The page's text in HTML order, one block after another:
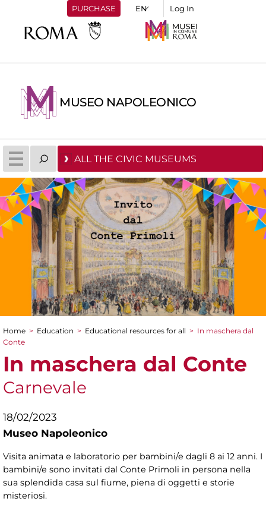
PURCHASE Log In
MUSEO NAPOLEONICO
ALL THE CIVIC MUSEUMS
You are here
Home > Education > Educational resources for all > In maschera dal
Conte
In maschera dal Conte
Carnevale
18/02/2023
Museo Napoleonico
Visita animata e laboratorio per bambini/e dagli 8 ai 12 anni. I
bambini/e sono invitati dal Conte Primoli in persona nella
sua splendida casa sul fiume, piena di oggetti e storie
misteriosi.